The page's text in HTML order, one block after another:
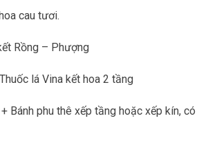
cau tươi.
Rồng – Phượng
lá Vina kết hoa 2 tầng
Bánh phu thê xếp tầng hoặc xếp kín, có